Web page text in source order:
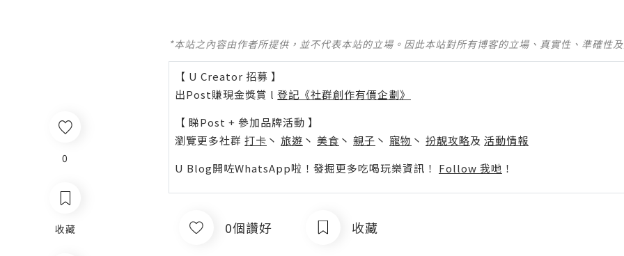
0
收藏
*本站之內容由作者所提供，並不代表本站的立場。因此本站對所有博客的立場、真實性、準確性
【 U Creator 招募 】
出Post賺現金獎賞 l 登記《社群創作有價企劃》
【 睇Post + 參加品牌活動 】
瀏覽更多社群 打卡 丶 旅遊 丶 美食 丶 親子 丶 寵物 丶 扮靚攻略及 活動情報
U Blog開咗WhatsApp啦！發掘更多吃喝玩樂資訊！ Follow 我哋 ！
0個讚好 收藏